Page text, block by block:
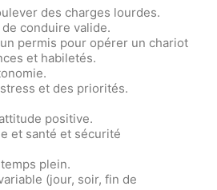
des charges lourdes.
conduire valide.
permis pour opérer un chariot
et habiletés.
et des priorités.
positive.
et santé et sécurité
plein.
(jour, soir, fin de